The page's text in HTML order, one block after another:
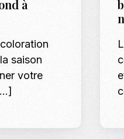
à
saison
votre